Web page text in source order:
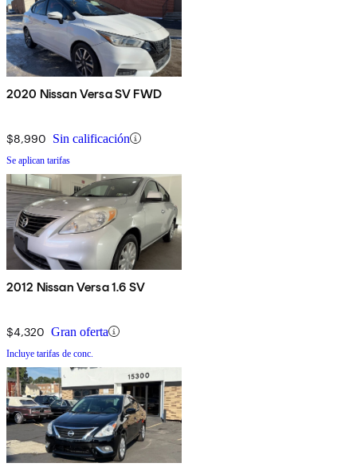
2020 Nissan Versa SV FWD
$8,990 Sin calificación
Se aplican tarifas
2012 Nissan Versa 1.6 SV
$4,320 Gran oferta
Incluye tarifas de conc.